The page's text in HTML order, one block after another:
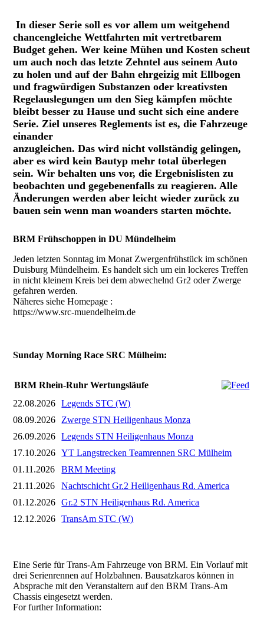
In dieser Serie soll es vor allem um weitgehend
chancengleiche Wettfahrten mit vertretbarem
Budget gehen. Wer keine Mühen und Kosten scheut
um auch noch das letzte Zehntel aus seinem Auto
zu holen und auf der Bahn ehrgeizig mit Ellbogen
und fragwürdigen Substanzen oder kreativsten
Regelauslegungen um den Sieg kämpfen möchte
bleibt besser zu Hause und sucht sich eine andere
Serie. Ziel unseres Reglements ist es, die Fahrzeuge
einander
anzugleichen. Das wird nicht vollständig gelingen,
aber es wird kein Bautyp mehr total überlegen
sein. Wir behalten uns vor, die Ergebnislisten zu
beobachten und gegebenenfalls zu reagieren. Alle
Änderungen werden aber leicht wieder zurück zu
bauen sein wenn man woanders starten möchte.
BRM Frühschoppen in DU Mündelheim
Jeden letzten Sonntag im Monat Zwergenfrühstück im schönen
Duisburg Mündelheim. Es handelt sich um ein lockeres Treffen
in nicht kleinem Kreis bei dem abwechelnd Gr2 oder Zwerge
gefahren werden.
Näheres siehe Homepage :
https://www.src-muendelheim.de
Sunday Morning Race SRC Mülheim:
BRM Rhein-Ruhr Wertungsläufe
22.08.2026
Legends STC (W)
08.09.2026
Zwerge STN Heiligenhaus Monza
26.09.2026
Legends STN Heiligenhaus Monza
17.10.2026
YT Langstrecken Teamrennen SRC Mülheim
01.11.2026
BRM Meeting
21.11.2026
Nachtschicht Gr.2 Heiligenhaus Rd. America
01.12.2026
Gr.2 STN Heiligenhaus Rd. America
12.12.2026
TransAm STC (W)
Eine Serie für Trans-Am Fahrzeuge von BRM. Ein Vorlauf mit
drei Serienrennen auf Holzbahnen. Bausatzkaros können in
Absprache mit den Veranstaltern auf den BRM Trans-Am
Chassis eingesetzt werden.
For further Information: